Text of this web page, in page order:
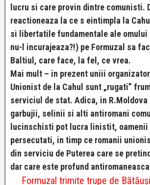
lucru si care provin dintre comunisti.
reactioneaza la ce s eintimpla la
si libertatile fundamentale ale
nu-l incurajeaza?!) pe Formuzal sa
Baltiul, care face, la fel, ce vrea.
Mai mult – in prezent uniii
Unionist de la Cahul sunt „rugati”
serviciul de stat. Adica, in R.Moldova
garbujii, selinii si alti antiromani
lucinschisti pot lucra linistit, oamenii
persecutati, in timp ce romanii
din serviciu de Puterea care se
dar care este profund
Formuzal trimite trupe de